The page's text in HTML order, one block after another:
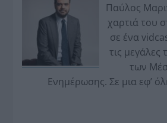
Παύλος
χαρτιά του
σε ένα
τις
των
Ενημέρωσης. Σε μια εφ’